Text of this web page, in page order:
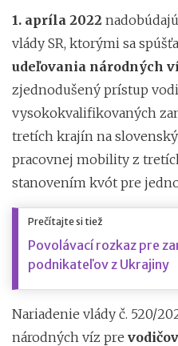
1. apríla 2022
vlády SR, ktorými sa spúšťa
udeľovania národných
zjednodušený prístup
vysokokvalifikovaných
tretích krajín na slovenský
pracovnej mobility z
stanovením kvót pre
Prečítajte si tiež
Povolávací rozkaz pre
podnikateľov z Ukrajiny
Nariadenie vlády č. 520/
národných víz pre